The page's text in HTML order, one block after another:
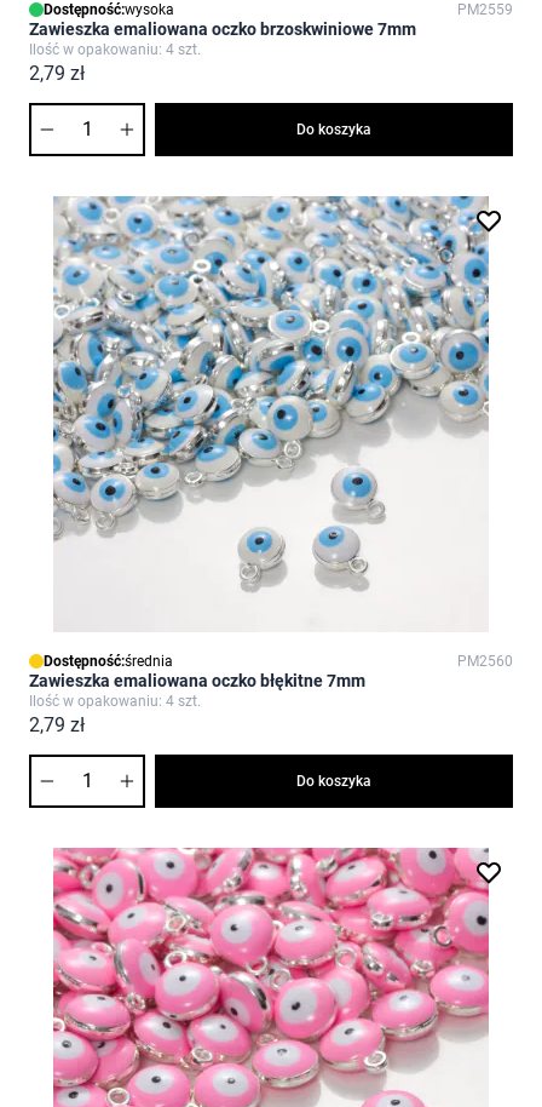
Dostępność:wysoka PM2559
Zawieszka emaliowana oczko brzoskwiniowe 7mm
Ilość w opakowaniu: 4 szt.
2,79 zł
Do koszyka
Dostępność:średnia PM2560
Zawieszka emaliowana oczko błękitne 7mm
Ilość w opakowaniu: 4 szt.
2,79 zł
Do koszyka